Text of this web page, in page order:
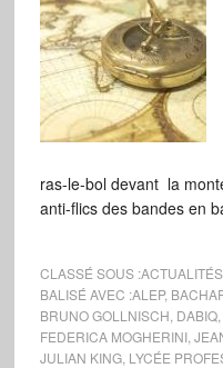
ras-le-bol devant la
anti-flics des bandes en
CLASSÉ SOUS :ACTUALITÉS
BALISÉ AVEC :ALEP,
BRUNO GOLLNISCH DABIQ,
FEDERICA MOGHERINI,
JULIAN KING, LYCÉE